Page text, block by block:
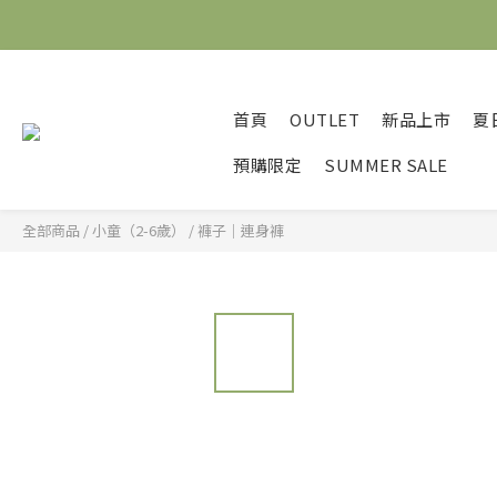
首頁 OUTLET 新品上市
夏
預購限定
SUMMER SALE
全部商品 /小童（2-6歲） /褲子｜連身褲